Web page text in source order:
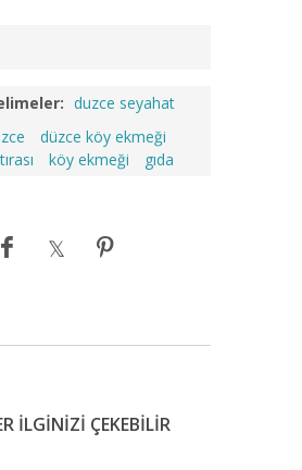
duzce seyahat
düzce köy ekmeği
köy ekmeği gıda
İLGİNİZİ ÇEKEBİLİR